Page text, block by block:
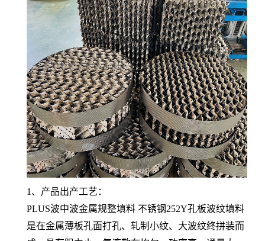
1、产品出产工艺：
PLUS波中波金属规整填料 不锈钢252Y孔板波纹填料
是在金属薄板孔面打孔、轧制小纹、大波纹终拼装而